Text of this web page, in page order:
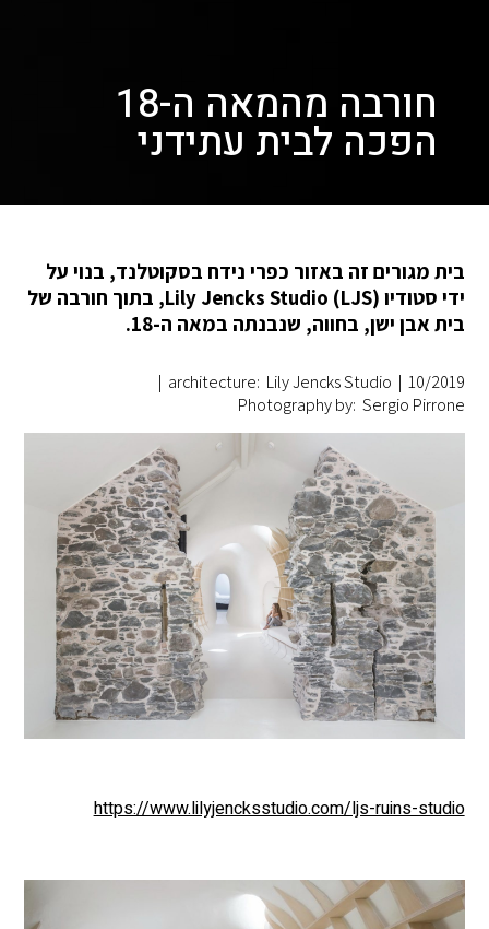
חורבה מהמאה ה-18
הפכה לבית עתידני
בית מגורים זה באזור כפרי נידח בסקוטלנד, בנוי על
ידי סטודיו Lily Jencks Studio (LJS), בתוך חורבה של
בית אבן ישן, בחווה, שנבנתה במאה ה-18.
10/2019
|
architecture: Lily Jencks Studio
|
Photography by: Sergio Pirrone
https://www.lilyjencksstudio.com/ljs-ruins-studio